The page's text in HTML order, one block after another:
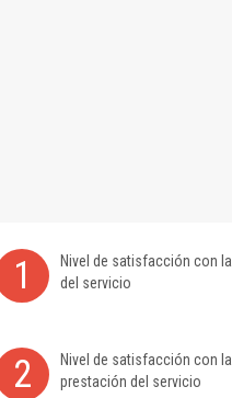
1 Nivel de satisfacción con la
del servicio
2 Nivel de satisfacción con la
prestación del servicio